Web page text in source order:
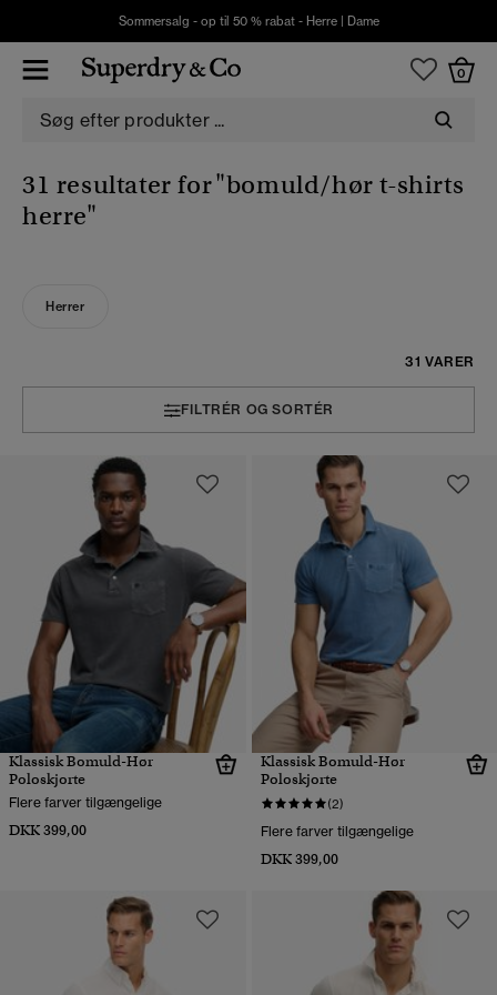
Sommersalg - op til 50 % rabat - Herre| Dame
0
31 resultater for"bomuld/hør t-shirts
herre"
Herrer
31 VARER
FILTRÉR OG SORTÉR
Klassisk Bomuld-Hør
Poloskjorte
Flere farver tilgængelige
DKK 399,00
Klassisk Bomuld-Hør
Poloskjorte
(2)
Flere farver tilgængelige
DKK 399,00